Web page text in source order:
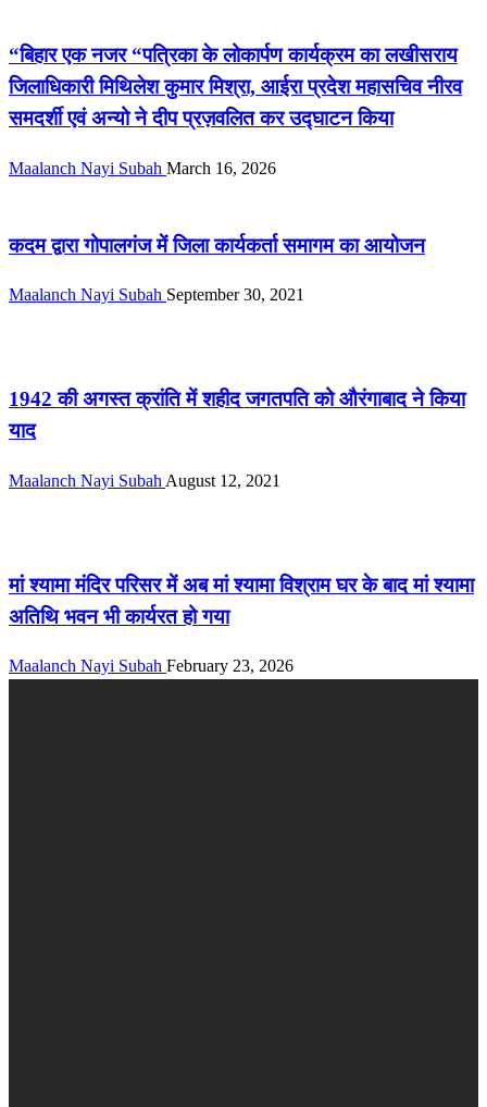
“बिहार एक नजर “पत्रिका के लोकार्पण कार्यक्रम का लखीसराय
जिलाधिकारी मिथिलेश कुमार मिश्रा, आईरा प्रदेश महासचिव नीरव
समदर्शी एवं अन्यो ने दीप प्रज़वलित कर उद्घाटन किया
Maalanch Nayi Subah March 16, 2026
कदम द्वारा गोपालगंज में जिला कार्यकर्ता समागम का आयोजन
Maalanch Nayi Subah September 30, 2021
1942 की अगस्त क्रांति में शहीद जगतपति को औरंगाबाद ने किया
याद
Maalanch Nayi Subah August 12, 2021
मां श्यामा मंदिर परिसर में अब मां श्यामा विश्राम घर के बाद मां श्यामा
अतिथि भवन भी कार्यरत हो गया
Maalanch Nayi Subah February 23, 2026